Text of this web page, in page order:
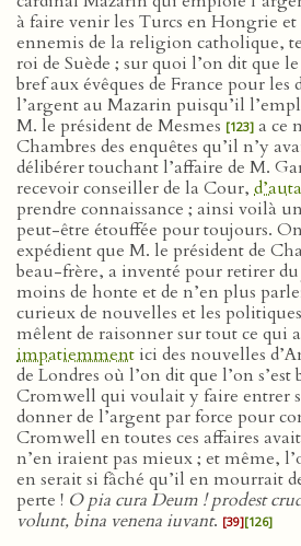
à faire venir les Turcs en Hongrie et
ennemis de la religion catholique,
roi de Suède ; sur quoi l’on dit que
bref aux évêques de France pour les
l’argent au Mazarin puisqu’il
M. le président de Mesmes [123] a ce
Chambres des enquêtes qu’il n’y
délibérer touchant l’affaire de M.
recevoir conseiller de la Cour,
prendre connaissance ; ainsi voilà
peut-être étouffée pour toujours.
expédient que M. le président de
beau-frère, a inventé pour retirer
moins de honte et de n’en plus
curieux de nouvelles et les
mêlent de raisonner sur tout ce qui
impatiemment ici des nouvelles
de Londres où l’on dit que l’on s’est
Cromwell qui voulait y faire entrer
donner de l’argent par force pour
Cromwell en toutes ces affaires
n’en iraient pas mieux ; et même,
en serait si fâché qu’il en mourrait
perte ! O pia cura Deum ! prodest
volunt, bina venena iuvant. [39][126]